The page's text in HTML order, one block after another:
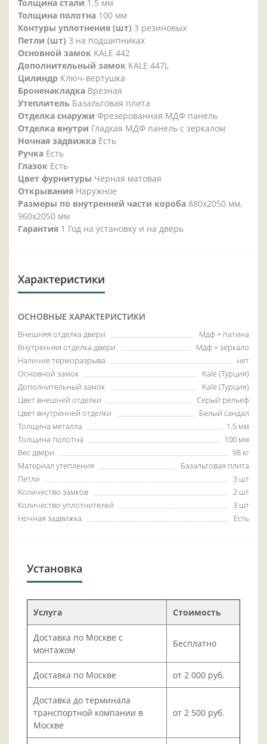
Толщина стали 1.5 мм
Толщина полотна 100 мм
Контуры уплотнения (шт) 3 резиновых
Петли (шт) 3 на подшипниках
Основной замок KALE 442
Дополнительный замок KALE 447L
Цилиндр Ключ-вертушка
Броненакладка Врезная
Утеплитель Базальтовая плита
Отделка снаружи Фрезерованная МДФ панель
Отделка внутри Гладкая МДФ панель с зеркалом
Ночная задвижка Есть
Ручка Есть
Глазок Есть
Цвет фурнитуры Черная матовая
Открывания Наружное
Размеры по внутренней части короба 880х2050 мм,
960х2050 мм
Гарантия 1 Год на установку и на дверь
Характеристики
ОСНОВНЫЕ ХАРАКТЕРИСТИКИ
Внешняя отделка двери
Мдф + патина
Внутренняя отделка двери
Мдф + зеркало
Наличие терморазрыва
нет
Основной замок
Kale (Турция)
Дополнительный замок
Kale (Турция)
Цвет внешней отделки
Серый рельеф
Цвет внутренней отделки
Белый сандал
Толщина металла
1.5 мм
Толщина полотна
100 мм
Вес двери
98 кг
Материал утепления
Базальтовая плита
Петли
3 шт
Количество замков
2 шт
Количество уплотнителей
3 шт
Ночная задвижка
Есть
Установка
Услуга Стоимость
Доставка по Москве с
монтажом
Бесплатно
Доставка по Москве от 2 000 руб.
Доставка до терминала
транспортной компании в
Москве
от 2 500 руб.